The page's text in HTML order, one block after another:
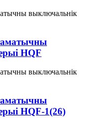
HQF
HQF-1(26)